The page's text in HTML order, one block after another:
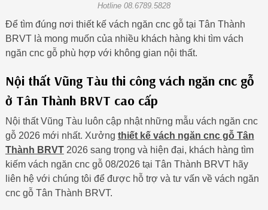
Hotline 08.6789.5828
Để tìm đúng nơi thiết kế vách ngăn cnc gỗ tại Tân Thành
BRVT là mong muốn của nhiều khách hàng khi tìm vách
ngăn cnc gỗ phù hợp với không gian nội thất.
Nội thất Vũng Tàu thi công vách ngăn cnc gỗ
ở Tân Thành BRVT cao cấp
Nội thất Vũng Tàu luôn cập nhật những mẫu vách ngăn cnc
gỗ 2026 mới nhất. Xưởng thiết kế vách ngăn cnc gỗ Tân
Thành BRVT2026 sang trọng và hiện đại, khách hàng tìm
kiếm vách ngăn cnc gỗ 08/2026 tại Tân Thành BRVT hãy
liên hệ với chúng tôi để được hỗ trợ và tư vấn về vách ngăn
cnc gỗ Tân Thành BRVT.